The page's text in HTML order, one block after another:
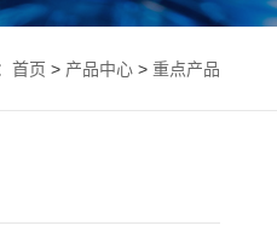
首页 > 产品中心 > 重点产品